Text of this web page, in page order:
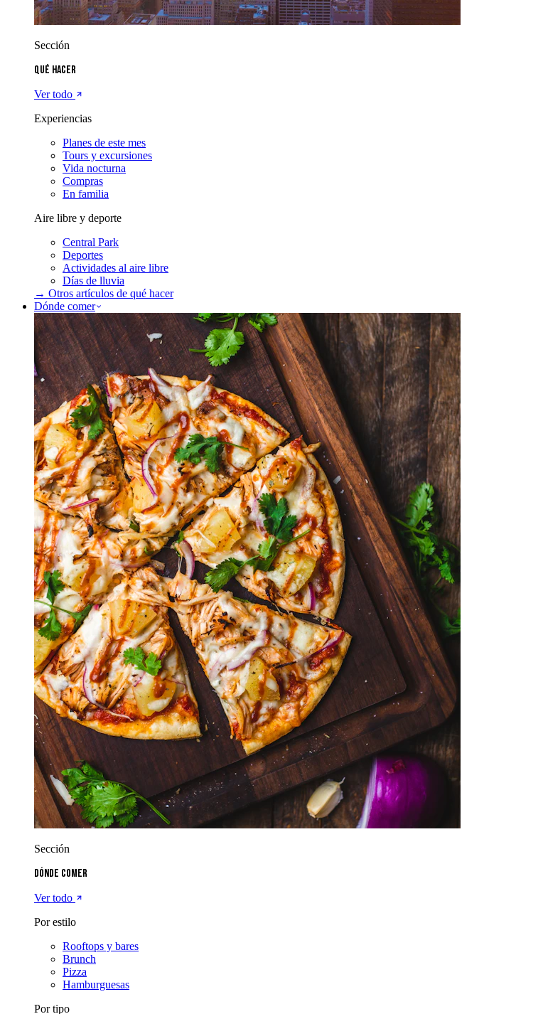
Sección
Qué hacer
Ver todo
Experiencias
Planes de este mes
Tours y excursiones
Vida nocturna
Compras
En familia
Aire libre y deporte
Central Park
Deportes
Actividades al aire libre
Días de lluvia
→ Otros artículos de qué hacer
Dónde comer
Sección
Dónde comer
Ver todo
Por estilo
Rooftops y bares
Brunch
Pizza
Hamburguesas
Por tipo